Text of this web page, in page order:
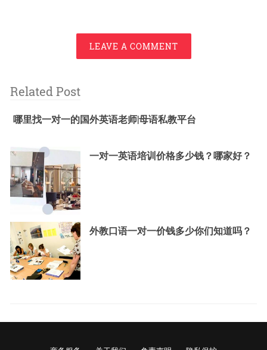
LEAVE A COMMENT
Related Post
哪里找一对一的国外英语老师|母语私教平台
一对一英语培训价格多少钱？哪家好？
外教口语一对一价钱多少你们知道吗？